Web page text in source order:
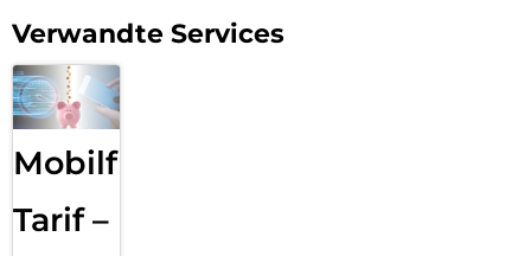
Verwandte Services
Mobilfunk
Tarif –